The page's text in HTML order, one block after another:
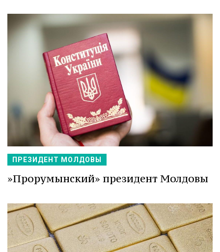
ПРЕЗИДЕНТ МОЛДОВЫ
»Прорумынский» президент Молдовы